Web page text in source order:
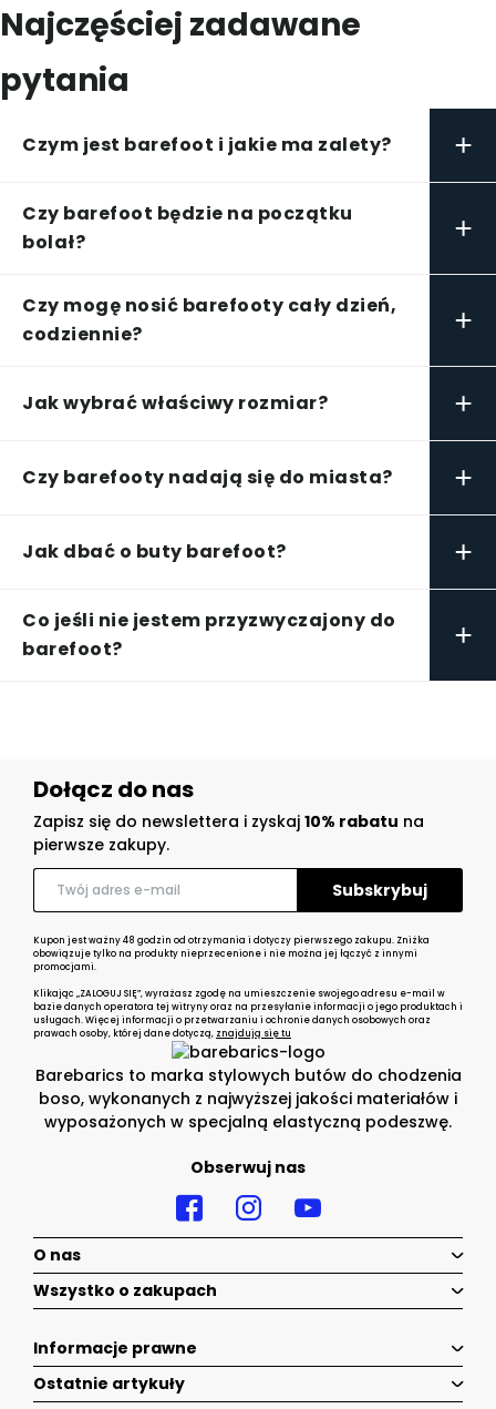
Najczęściej zadawane
pytania
Czym jest barefoot i jakie ma zalety? +
Czy barefoot będzie na początku
bolał?
+
Czy mogę nosić barefooty cały dzień,
codziennie?
+
Jak wybrać właściwy rozmiar? +
Czy barefooty nadają się do miasta? +
Jak dbać o buty barefoot? +
Co jeśli nie jestem przyzwyczajony do
barefoot?
+
Barebarics to marka stylowych butów do chodzenia
boso, wykonanych z najwyższej jakości materiałów i
wyposażonych w specjalną elastyczną podeszwę.
Obserwuj nas
Dołącz do nas
Zapisz się do newslettera i zyskaj 10% rabatu na
pierwsze zakupy.
Kupon jest ważny 48 godzin od otrzymania i dotyczy pierwszego zakupu. Zniżka
obowiązuje tylko na produkty nieprzecenione i nie można jej łączyć z innymi
promocjami.
Klikając „ZALOGUJ SIĘ”, wyrażasz zgodę na umieszczenie swojego adresu e-mail w
bazie danych operatora tej witryny oraz na przesyłanie informacji o jego produktach i
usługach. Więcej informacji o przetwarzaniu i ochronie danych osobowych oraz
prawach osoby, której dane dotyczą, znajdują się tu
O nas
Wszystko o zakupach
Informacje prawne
Ostatnie artykuły